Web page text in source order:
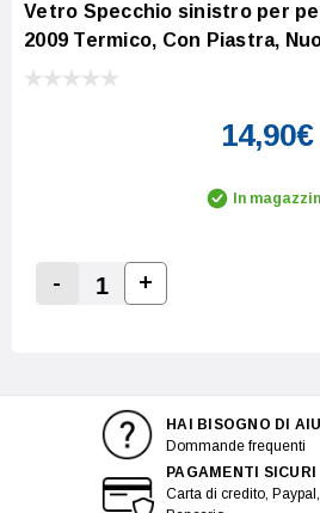
Vetro Specchio sinistro per
2009 Termico, Con Piastra,
14,90€
In
Decrease Quantity:
-
Increase Quantity:
+
HAI BISOGNO DI
Dommande frequenti
PAGAMENTI SICURI
Carta di credito,